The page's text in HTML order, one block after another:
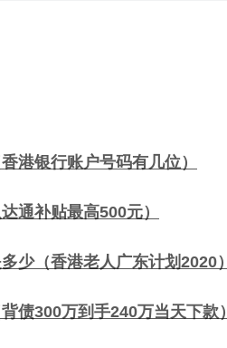
港银行账户号码有几位）
通补贴最高500元）
少（香港老人广东计划2020）
债300万到手240万当天下款）